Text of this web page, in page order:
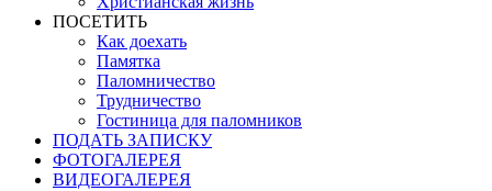
ПОСЕТИТЬ
Как доехать
Памятка
Паломничество
Трудничество
Гостиница для паломников
ПОДАТЬ ЗАПИСКУ
ФОТОГАЛЕРЕЯ
ВИДЕОГАЛЕРЕЯ